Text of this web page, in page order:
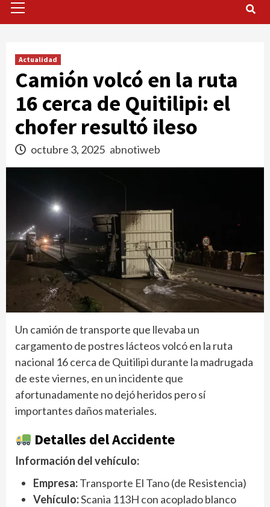
Menu
Actualidad
Camión volcó en la ruta
16 cerca de Quitilipi: el
chofer resultó ileso
octubre 3, 2025 abnotiweb
Un camión de transporte que llevaba un
cargamento de postres lácteos volcó en la ruta
nacional 16 cerca de Quitilipi durante la madrugada
de este viernes, en un incidente que
afortunadamente no dejó heridos pero sí
importantes daños materiales.
Detalles del Accidente
Información del vehículo:
Empresa:Transporte El Tano (de Resistencia)
Vehículo:Scania 113H con acoplado blanco